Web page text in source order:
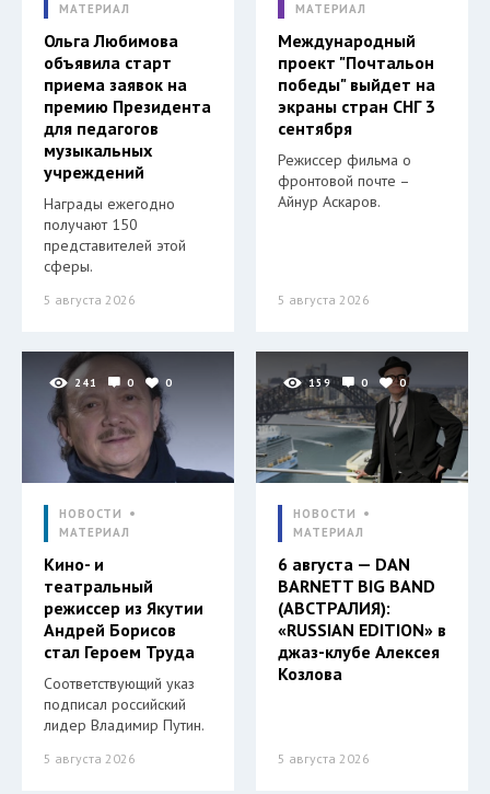
МАТЕРИАЛ
Ольга Любимова
объявила старт
приема заявок на
премию Президента
для педагогов
музыкальных
учреждений
Награды ежегодно
получают 150
представителей этой
сферы.
5 августа 2026
МАТЕРИАЛ
Международный
проект "Почтальон
победы" выйдет на
экраны стран СНГ 3
сентября
Режиссер фильма о
фронтовой почте –
Айнур Аскаров.
5 августа 2026
241 0 0
НОВОСТИ
МАТЕРИАЛ
Кино- и
театральный
режиссер из Якутии
Андрей Борисов
стал Героем Труда
Соответствующий указ
подписал российский
лидер Владимир Путин.
5 августа 2026
159 0 0
НОВОСТИ
МАТЕРИАЛ
6 августа — DAN
BARNETT BIG BAND
(АВСТРАЛИЯ):
«RUSSIAN EDITION» в
джаз-клубе Алексея
Козлова
5 августа 2026